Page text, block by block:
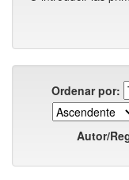
Ordenar por:
Autor/